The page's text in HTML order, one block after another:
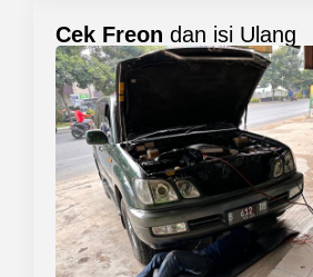
Cek Freon dan isi Ulang